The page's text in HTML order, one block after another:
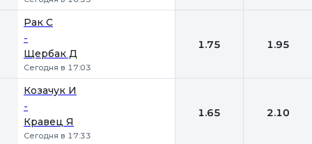
Рак С
-
Щербак Д
Сегодня в 17:03
1.75 1.95
Козачук И
-
Кравец Я
Сегодня в 17:33
1.65 2.10